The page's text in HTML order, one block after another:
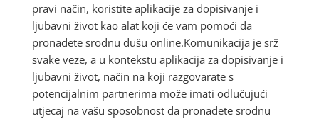
pravi način, koristite aplikacije za dopisivanje i
ljubavni život kao alat koji će vam pomoći da
pronađete srodnu dušu online.Komunikacija je srž
svake veze, a u kontekstu aplikacija za dopisivanje i
ljubavni život, način na koji razgovarate s
potencijalnim partnerima može imati odlučujući
utjecaj na vašu sposobnost da pronađete srodnu